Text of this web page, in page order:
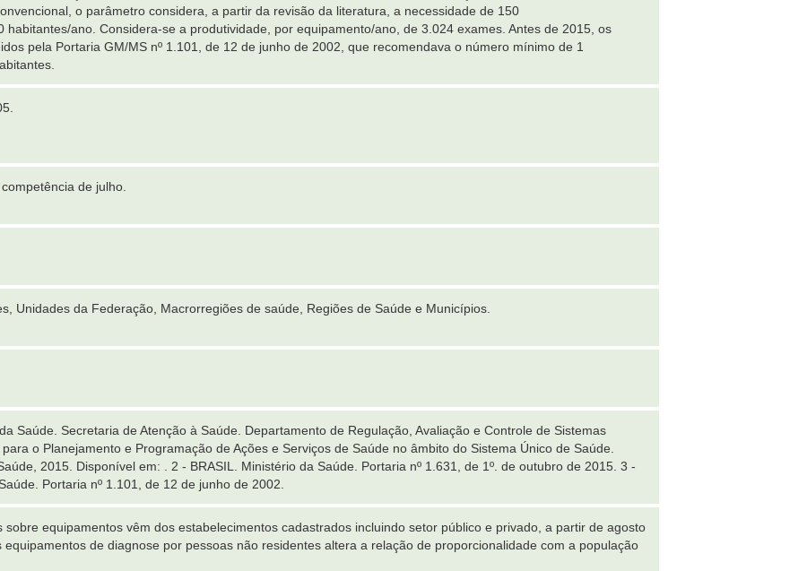
o parâmetro considera, a partir da revisão da literatura, a necessidade de 150
habitantes/ano. Considera-se a produtividade, por equipamento/ano, de 3.024 exames. Antes de 2015, os
pela Portaria GM/MS nº 1.101, de 12 de junho de 2002, que recomendava o número mínimo de 1
de julho.
Unidades da Federação, Macrorregiões de saúde, Regiões de Saúde e Municípios.
Saúde. Secretaria de Atenção à Saúde. Departamento de Regulação, Avaliação e Controle de Sistemas
o Planejamento e Programação de Ações e Serviços de Saúde no âmbito do Sistema Único de Saúde.
2015. Disponível em:
. 2 - BRASIL. Ministério da Saúde. Portaria nº 1.631, de 1º. de outubro de 2015. 3 -
Portaria nº 1.101, de 12 de junho de 2002.
sobre equipamentos vêm dos estabelecimentos cadastrados incluindo setor público e privado, a partir de agosto
de diagnose por pessoas não residentes altera a relação de proporcionalidade com a população